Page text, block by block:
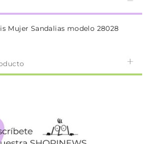
Mujer Sandalias modelo 28028